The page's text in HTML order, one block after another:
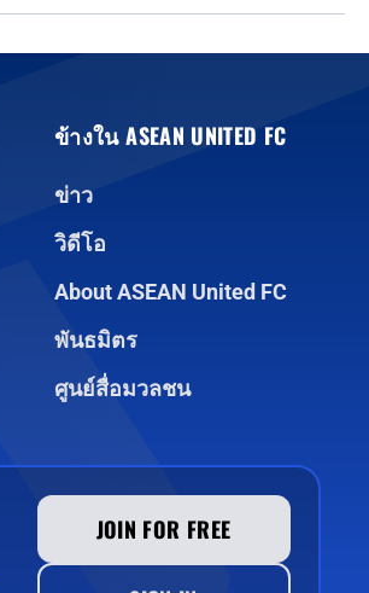
ข้างใน ASEAN UNITED FC
ข่าว
วิดีโอ
About ASEAN United FC
พันธมิตร
ศูนย์สื่อมวลชน
JOIN FOR FREE